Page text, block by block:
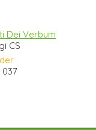
Dei Verbum
CS